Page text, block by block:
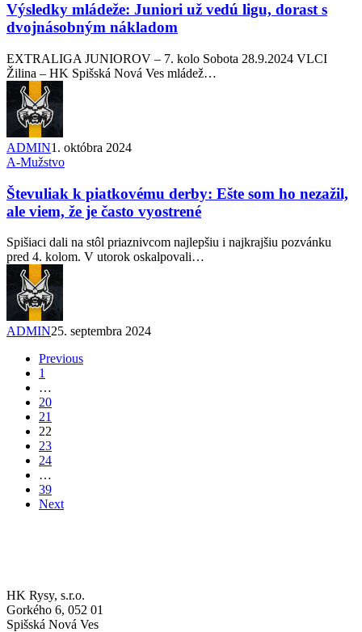
Výsledky mládeže: Juniori už vedú ligu, dorast s
dvojnásobným nákladom
EXTRALIGA JUNIOROV – 7. kolo Sobota 28.9.2024 VLCI
Žilina – HK Spišská Nová Ves mládež…
ADMIN1. októbra 2024
A-Mužstvo
Števuliak k piatkovému derby: Ešte som ho nezažil,
ale viem, že je často vyostrené
Spišiaci dali na stôl priaznivcom najlepšiu i najkrajšiu pozvánku
pred 4. kolom. V utorok oskalpovali…
ADMIN25. septembra 2024
Previous
1
…
20
21
22
23
24
…
39
Next
HK Rysy, s.r.o.
Gorkého 6, 052 01
Spišská Nová Ves